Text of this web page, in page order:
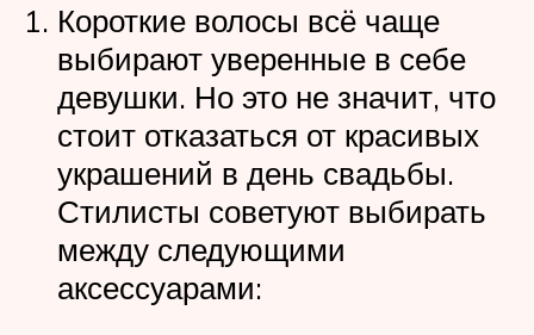
Короткие волосы всё чаще
выбирают уверенные в себе
девушки. Но это не значит, что
стоит отказаться от красивых
украшений в день свадьбы.
Стилисты советуют выбирать
между следующими
аксессуарами: